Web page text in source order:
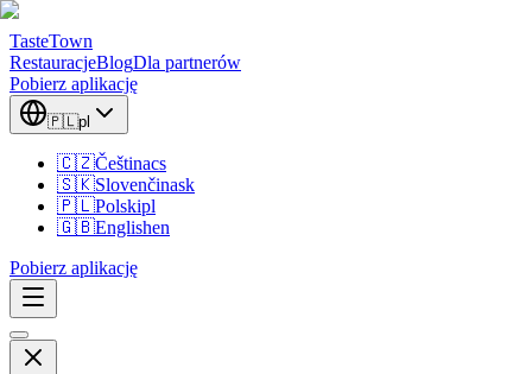
TasteTown
RestauracjeBlogDla partnerów
Pobierz aplikację
🇵🇱pl
🇨🇿Češtinacs
🇸🇰Slovenčinask
🇵🇱Polskipl
🇬🇧Englishen
Pobierz aplikację